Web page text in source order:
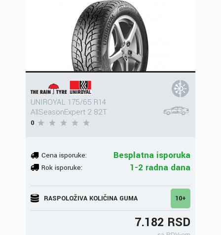
UNIROYAL 175/65 R14
AllSeasonExpert 2 82T
0
Cena isporuke: Besplatna isporuka
Rok isporuke: 1-2 radna dana
RASPOLOŽIVA KOLIČINA GUMA 10+
7.182 RSD